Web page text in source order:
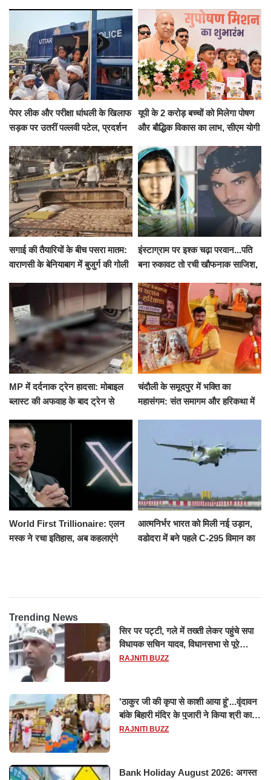
पेपर लीक और परीक्षा धांधली के खिलाफ
सड़क पर उतरीं पल्लवी पटेल, प्रदर्शन
यूपी के 2 करोड़ बच्चों को मिलेगा पोषण
और बौद्धिक विकास का लाभ, सीएम योगी
सगाई की तैयारियों के बीच पसरा मातम:
वाराणसी के बेनियाबाग में बुजुर्ग की गोली
इंस्टाग्राम पर इश्क चढ़ा परवान...पति
बना रुकावट तो रची खौफनाक साजिश,
के घाट
MP में दर्दनाक ट्रेन हादसा: मोबाइल
ब्लास्ट की अफवाह के बाद ट्रेन से
रौंदा, 4 की मौत
चंदौली के समूदपुर में भक्ति का
महासंगम: संत समागम और हरिकथा में
World First Trillionaire: एलन
मस्क ने रचा इतिहास, अब कहलाएंगे
आत्मनिर्भर भारत को मिली नई उड़ान,
वडोदरा में बने पहले C-295 विमान का
Trending News
सिर पर पट्टी, गले में तख्ती लेकर पहुंचे सपा
विधायक सचिन यादव, विधानसभा से पूरे
मानसून सत्र के लिए किया गया निलंबित
RAJNITI BUZZ
'ठाकुर जी की कृपा से काशी आया हूं'...वृंदावन
बांके बिहारी मंदिर के पुजारी ने किया श्री काशी
विश्वनाथ का जलाभिषेक
RAJNITI BUZZ
Bank Holiday August 2026: अगस्त